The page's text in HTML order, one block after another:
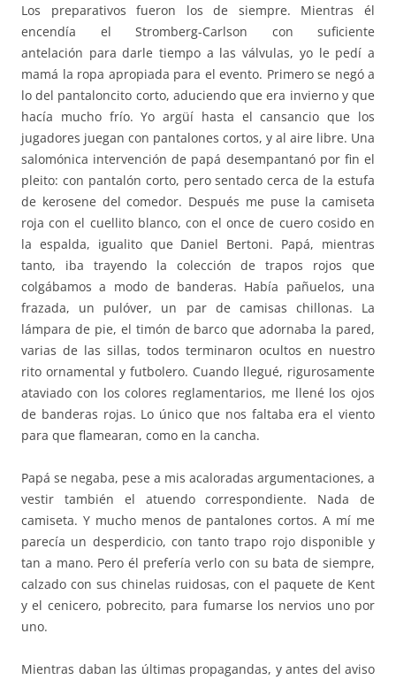
Los preparativos fueron los de siempre. Mientras él
encendía el Stromberg-Carlson con suficiente
antelación para darle tiempo a las válvulas, yo le pedí a
mamá la ropa apropiada para el evento. Primero se negó a
lo del pantaloncito corto, aduciendo que era invierno y que
hacía mucho frío. Yo argüí hasta el cansancio que los
jugadores juegan con pantalones cortos, y al aire libre. Una
salomónica intervención de papá desempantanó por fin el
pleito: con pantalón corto, pero sentado cerca de la estufa
de kerosene del comedor. Después me puse la camiseta
roja con el cuellito blanco, con el once de cuero cosido en
la espalda, igualito que Daniel Bertoni. Papá, mientras
tanto, iba trayendo la colección de trapos rojos que
colgábamos a modo de banderas. Había pañuelos, una
frazada, un pulóver, un par de camisas chillonas. La
lámpara de pie, el timón de barco que adornaba la pared,
varias de las sillas, todos terminaron ocultos en nuestro
rito ornamental y futbolero. Cuando llegué, rigurosamente
ataviado con los colores reglamentarios, me llené los ojos
de banderas rojas. Lo único que nos faltaba era el viento
para que flamearan, como en la cancha.
Papá se negaba, pese a mis acaloradas argumentaciones, a
vestir también el atuendo correspondiente. Nada de
camiseta. Y mucho menos de pantalones cortos. A mí me
parecía un desperdicio, con tanto trapo rojo disponible y
tan a mano. Pero él prefería verlo con su bata de siempre,
calzado con sus chinelas ruidosas, con el paquete de Kent
y el cenicero, pobrecito, para fumarse los nervios uno por
uno.
Mientras daban las últimas propagandas, y antes del aviso